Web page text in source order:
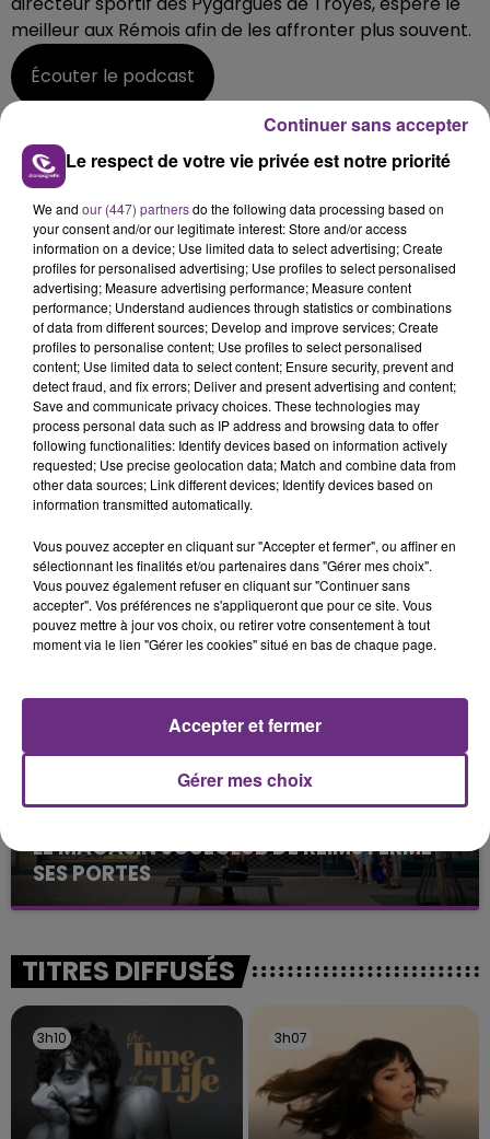
meilleur aux Rémois afin de les affronter plus souvent.
Écouter le podcast
Troyes est actuellement toujours en course pour la
1ere place de division 3 avant d'affronter
Strasbourg la semaine prochaine.
Pour Reims, jeune promu cette année, il faudra se
battre jusqu'à la dernière rencontre pour se
maintenir.
FIL D'ACTUS
LA CENTRALE NUCLÉAIRE DE CHOOZ
TOUJOURS À L'ARRÊT
Cela fait déjà une semaine que la centrale
nucléaire ardennaise est à l'arrêt. Une situation
présente.
LE MAGASIN JOUÉCLUB DE REIMS FERME
SES PORTES
C'était l'une des institutions du centre-ville
fermer ses portes.
TITRES DIFFUSÉS
3h10
3h10 3h07
3h07
Le respect de votre vie privée est notre priorité
We and our (447) partnersdo the following data processing based on
your consent and/or our legitimate interest: Store and/or access
information on a device; Use limited data to select advertising; Create
profiles for personalised advertising; Use profiles to select personalised
advertising; Measure advertising performance; Measure content
performance; Understand audiences through statistics or combinations
of data from different sources; Develop and improve services; Create
profiles to personalise content; Use profiles to select personalised
content; Use limited data to select content; Ensure security, prevent and
detect fraud, and fix errors; Deliver and present advertising and content;
Save and communicate privacy choices. These technologies may
process personal data such as IP address and browsing data to offer
following functionalities: Identify devices based on information actively
requested; Use precise geolocation data; Match and combine data from
other data sources; Link different devices; Identify devices based on
information transmitted automatically.
Vous pouvez accepter en cliquant sur "Accepter et fermer", ou affiner en
sélectionnant les finalités et/ou partenaires dans "Gérer mes choix".
Vous pouvez également refuser en cliquant sur "Continuer sans
accepter". Vos préférences ne s'appliqueront que pour ce site. Vous
pouvez mettre à jour vos choix, ou retirer votre consentement à tout
moment via le lien "Gérer les cookies" situé en bas de chaque page.
Gérer mes choix
Accepter et fermer
Continuer sans accepter